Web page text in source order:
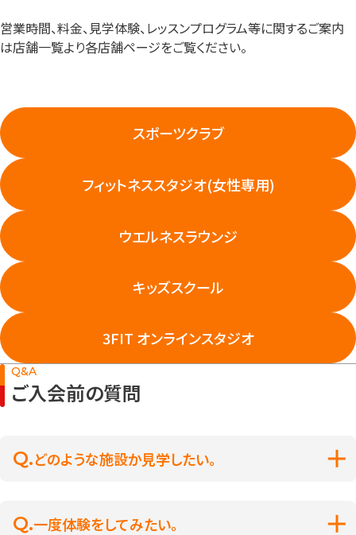
営業時間、料金、見学体験、レッスンプログラム等に関するご案内
は店舗一覧より各店舗ページをご覧ください。
スポーツクラブ
フィットネススタジオ(女性専用)
ウエルネスラウンジ
キッズスクール
3FIT オンラインスタジオ
Q&A
ご入会前の質問
どのような施設か見学したい。
一度体験をしてみたい。